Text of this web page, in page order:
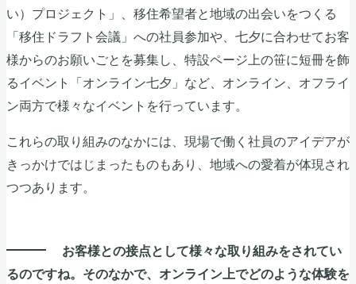
い）プロジェクト」、移住希望者と地域の出会いをつくる
「移住ドラフト会議」への社員参加や、七夕に合わせてお客
様からのお願いごとを募集し、特設ページ上の笹に短冊を飾
るイベント「オンライン七夕」など、オンライン、オフライ
ン両方で様々なイベントを行っています。
これらの取り組みのなかには、現場で働く社員のアイデアが
きっかけではじまったものもあり、地域への愛着が体現され
つつあります。
お客様との接点として様々な取り組みをされてい
るのですね。そのなかで、オンライン上でどのような体験を